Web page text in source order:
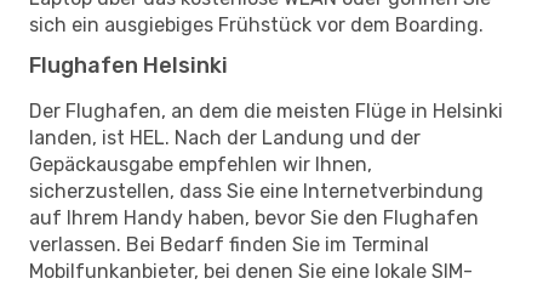
sich ein ausgiebiges Frühstück vor dem Boarding.
Flughafen Helsinki
Der Flughafen, an dem die meisten Flüge in Helsinki
landen, ist HEL. Nach der Landung und der
Gepäckausgabe empfehlen wir Ihnen,
sicherzustellen, dass Sie eine Internetverbindung
auf Ihrem Handy haben, bevor Sie den Flughafen
verlassen. Bei Bedarf finden Sie im Terminal
Mobilfunkanbieter, bei denen Sie eine lokale SIM-